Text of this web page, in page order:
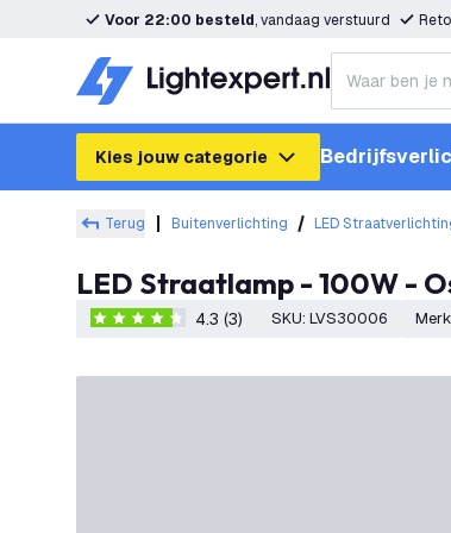
Voor 22:00 besteld, vandaag verstuurd
Kies jouw categorie
Terug Buitenverlichting LED
LED Straatlamp - 100W -
4.3 score sterren4.3 (3) SKU: LVS30006 Merk